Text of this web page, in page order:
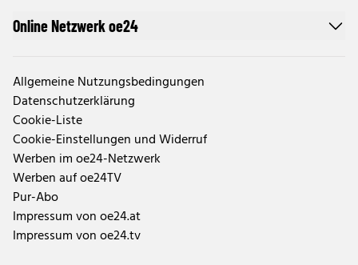
Online Netzwerk oe24
Allgemeine Nutzungsbedingungen
Datenschutzerklärung
Cookie-Liste
Cookie-Einstellungen und Widerruf
Werben im oe24-Netzwerk
Werben auf oe24TV
Pur-Abo
Impressum von oe24.at
Impressum von oe24.tv